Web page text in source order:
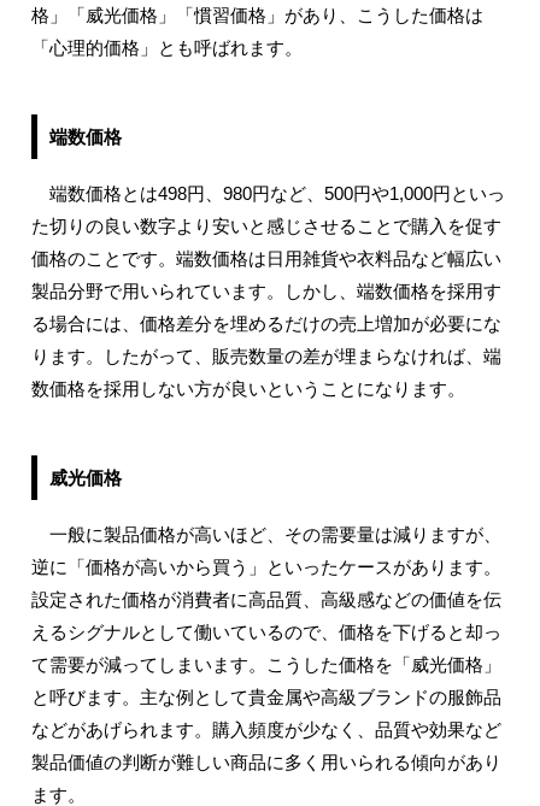
格」「威光価格」「慣習価格」があり、こうした価格は
「心理的価格」とも呼ばれます。
端数価格
端数価格とは498円、980円など、500円や1,000円といっ
た切りの良い数字より安いと感じさせることで購入を促す
価格のことです。端数価格は日用雑貨や衣料品など幅広い
製品分野で用いられています。しかし、端数価格を採用す
る場合には、価格差分を埋めるだけの売上増加が必要にな
ります。したがって、販売数量の差が埋まらなければ、端
数価格を採用しない方が良いということになります。
威光価格
一般に製品価格が高いほど、その需要量は減りますが、
逆に「価格が高いから買う」といったケースがあります。
設定された価格が消費者に高品質、高級感などの価値を伝
えるシグナルとして働いているので、価格を下げると却っ
て需要が減ってしまいます。こうした価格を「威光価格」
と呼びます。主な例として貴金属や高級ブランドの服飾品
などがあげられます。購入頻度が少なく、品質や効果など
製品価値の判断が難しい商品に多く用いられる傾向があり
ます。